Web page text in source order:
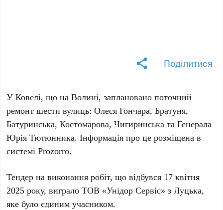
Поділитися
У Ковелі, що на Волині, заплановано поточний
ремонт шести вулиць: Олеся Гончара, Братуня,
Батуринська, Костомарова, Чигиринська та Генерала
Юрія Тютюнника. Інформація про це розміщена в
системі Prozorro.
Тендер на виконання робіт, що відбувся 17 квітня
2025 року, виграло ТОВ «Унідор Сервіс» з Луцька,
яке було єдиним учасником.